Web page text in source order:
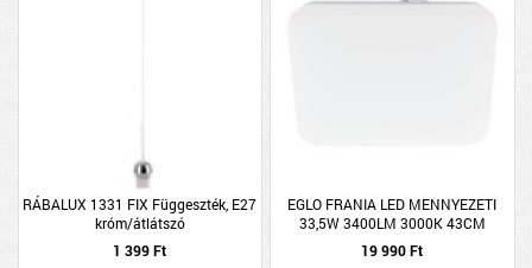
RÁBALUX 1331 FIX Függeszték, E27
króm/átlátszó
1 399 Ft
EGLO FRANIA LED MENNYEZETI
33,5W 3400LM 3000K 43CM
SZÖGLETES
19 990 Ft